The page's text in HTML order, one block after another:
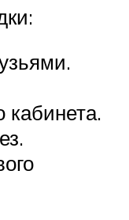
кабинета.